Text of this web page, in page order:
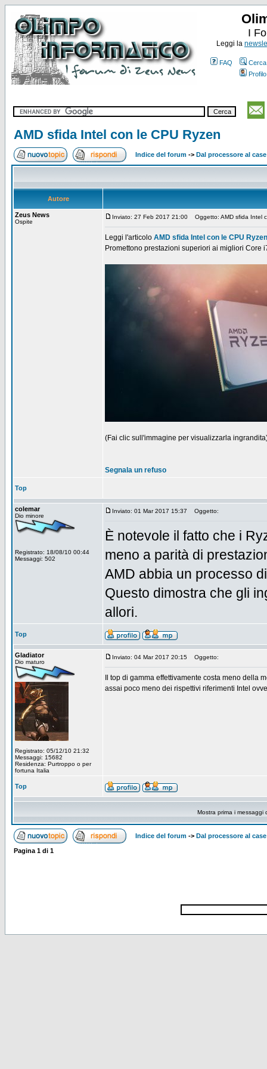
I
Leggi la
FAQ
Cerca
Profilo
AMD sfida Intel con le CPU Ryzen
Indice del forum -> Dal processore al case
Autore
Zeus News
Ospite
Inviato: 27 Feb 2017 21:00 Oggetto: AMD sfida Intel
Leggi l'articolo AMD sfida Intel con le CPU Ryzen
Promettono prestazioni superiori ai migliori Core
(Fai clic sull'immagine per visualizzarla
Segnala un refuso
Top
colemar
Dio minore
Registrato: 18/08/10 00:44
Messaggi: 502
Inviato: 01 Mar 2017 15:37 Oggetto:
È notevole il fatto che i
meno a parità di
AMD abbia un processo
Questo dimostra che gli
allori.
Top
Gladiator
Dio maturo
Registrato: 05/12/10 21:32
Messaggi: 15682
Residenza: Purtroppo o per
fortuna Italia
Inviato: 04 Mar 2017 20:15 Oggetto:
Il top di gamma effettivamente costa meno della
assai poco meno dei rispettivi riferimenti Intel
Top
Mostra prima i messaggi
Indice del forum -> Dal processore al case
Pagina 1 di 1